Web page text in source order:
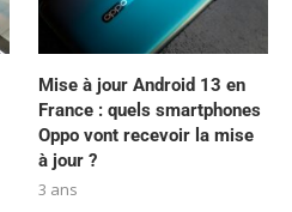
Mise à jour Android 13 en
France : quels smartphones
Oppo vont recevoir la mise
à jour ?
3 ans